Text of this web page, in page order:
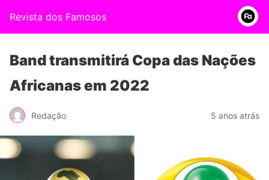
Revista dos Famosos
Band transmitirá Copa das Nações
Africanas em 2022
Redação 5 anos atrás